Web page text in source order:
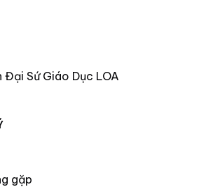
Sứ Giáo Dục LOA
gặp